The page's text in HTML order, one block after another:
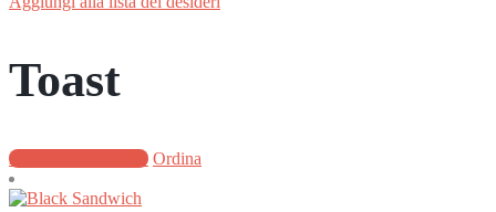
Toast
Aggiungi al carrello Ordina